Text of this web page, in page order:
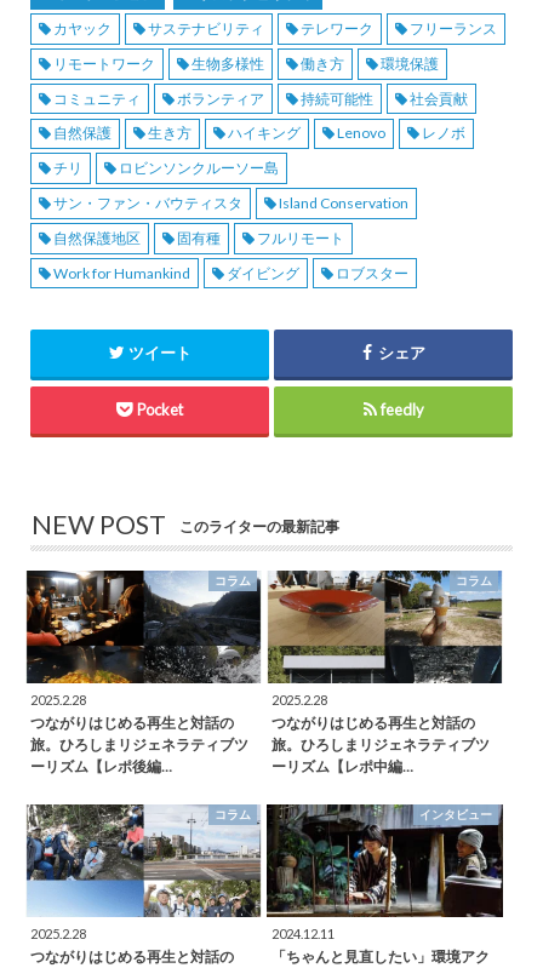
カヤック
サステナビリティ テレワーク
フリーランス
リモートワーク
生物多様性 働き方
環境保護
コミュニティ
ボランティア 持続可能性
社会貢献
自然保護
生き方 ハイキング Lenovo
レノボ
チリ
ロビンソンクルーソー島
サン・ファン・バウティスタ
Island Conservation
自然保護地区
固有種
フルリモート
Work for Humankind
ダイビング ロブスター
ツイート シェア
Pocket feedly
NEW POST このライターの最新記事
コラム
2025.2.28
つながりはじめる再生と対話の
旅。ひろしまリジェネラティブツ
ーリズム【レポ後編…
コラム
2025.2.28
つながりはじめる再生と対話の
旅。ひろしまリジェネラティブツ
ーリズム【レポ中編…
コラム
2025.2.28
つながりはじめる再生と対話の
インタビュー
2024.12.11
「ちゃんと見直したい」環境アク